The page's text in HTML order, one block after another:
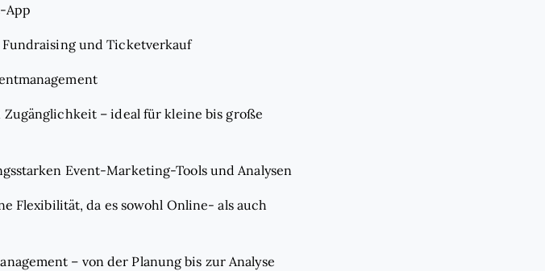
App
und Ticketverkauf
– ideal für kleine bis große
Event-Marketing-Tools und Analysen
Flexibilität, da es sowohl Online- als auch
– von der Planung bis zur Analyse